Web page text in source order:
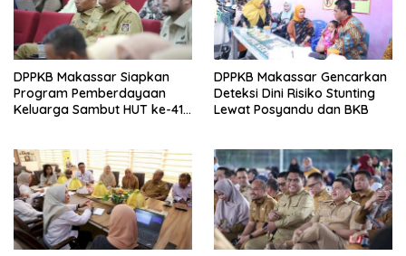
DPPKB Makassar Siapkan
Program Pemberdayaan
Keluarga Sambut HUT ke-418
DPPKB Makassar Gencarkan
Deteksi Dini Risiko Stunting
Lewat Posyandu dan BKB